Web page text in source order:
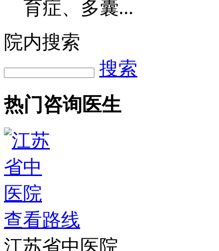
育症、多囊...
院内搜索
搜索
热门咨询医生
查看路线